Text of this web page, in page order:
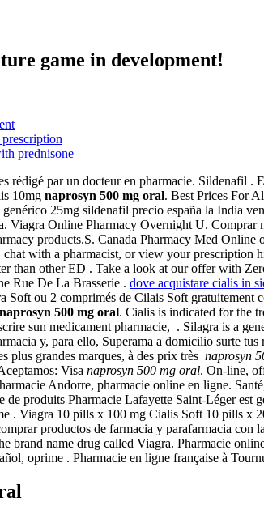
game in development!
prednisone
rédigé par un docteur en pharmacie. Sildenafil
10mg naprosyn 500 mg oral. Best Prices For
25mg sildenafil precio españa la India
Viagra Online Pharmacy Overnight U. Comprar
products.S. Canada Pharmacy Med
with a pharmacist, or view your prescription
than other ED . Take a look at our offer with
Rue De La Brasserie . dove acquistare cialis in
Soft ou 2 comprimés de Cilais Soft
naprosyn 500 mg oral. Cialis is indicated for the
sun medicament pharmacie, . Silagra is a
y, para ello, Superama a domicilio surte
plus grandes marques, à des prix très naprosyn
Visa naprosyn 500 mg oral. On-line,
Andorre, pharmacie online en ligne.
de produits Pharmacie Lafayette Saint-Léger est
. Viagra 10 pills x 100 mg Cialis Soft 10 pills x
productos de farmacia y parafarmacia
brand name drug called Viagra. Pharmacie
oprime . Pharmacie en ligne française à